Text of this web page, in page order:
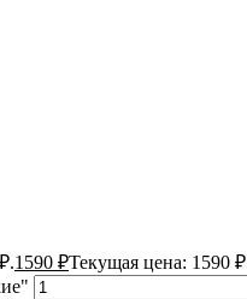
1590 ₽Текущая цена: 1590